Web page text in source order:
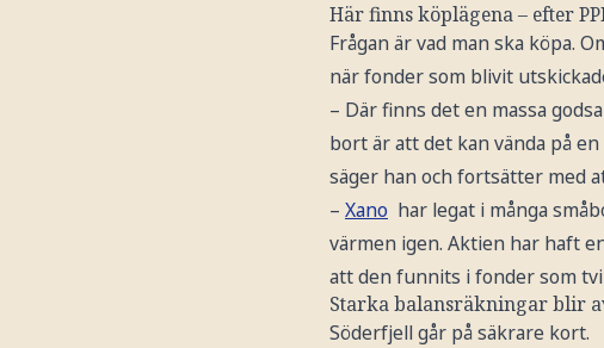
Här finns köplägena – efter
Frågan är vad man ska köpa.
när fonder som blivit
– Där finns det en massa
bort är att det kan vända på
säger han och fortsätter med
– Xano har legat i många
värmen igen. Aktien har haft
att den funnits i fonder som
Starka balansräkningar blir
Söderfjell går på säkrare kort.